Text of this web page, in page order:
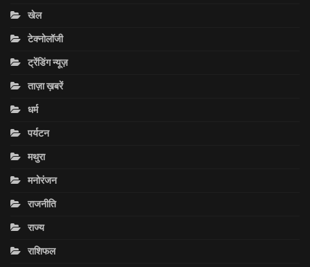
खेल
टेक्नोलॉजी
ट्रेंडिंग न्यूज़
ताज़ा ख़बरें
धर्म
पर्यटन
मथुरा
मनोरंजन
राजनीति
राज्य
राशिफल